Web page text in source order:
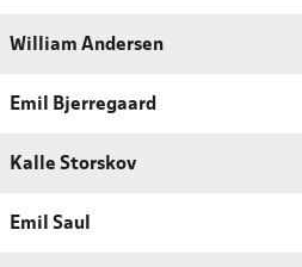
William Andersen
Emil Bjerregaard
Kalle Storskov
Emil Saul